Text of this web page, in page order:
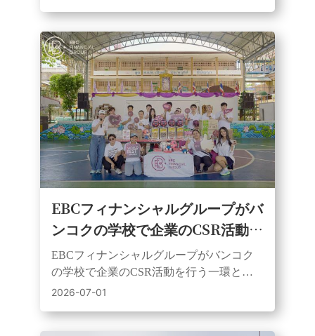
EBCフィナンシャルグループがバ
ンコクの学校で企業のCSR活動を
行う：サッカー、教育、地域貢献
が融合。
EBCフィナンシャルグループがバンコク
の学校で企業のCSR活動を行う一環とし
て、フアイクワンにあるワット・ウタ
2026-07-01